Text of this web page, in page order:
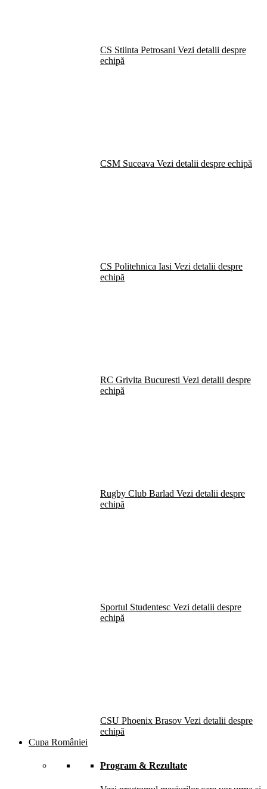
CS Stiinta Petrosani Vezi detalii despre
echipă
CSM Suceava Vezi detalii despre echipă
CS Politehnica Iasi Vezi detalii despre
echipă
RC Grivita Bucuresti Vezi detalii despre
echipă
Rugby Club Barlad Vezi detalii despre
echipă
Sportul Studentesc Vezi detalii despre
echipă
CSU Phoenix Brasov Vezi detalii despre
echipă
Cupa României
Program & Rezultate